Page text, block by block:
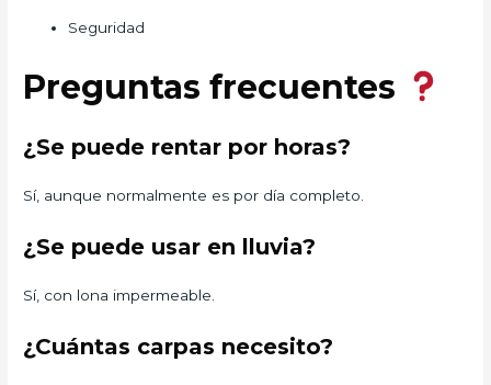
Seguridad
Preguntas frecuentes
¿Se puede rentar por horas?
Sí, aunque normalmente es por día completo.
¿Se puede usar en lluvia?
Sí, con lona impermeable.
¿Cuántas carpas necesito?